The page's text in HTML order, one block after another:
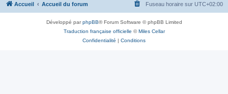
Accueil Accueil du forum Fuseau horaire sur UTC+02:00
Développé parphpBB® Forum Software © phpBB Limited
Traduction française officielle ©Miles Cellar
Confidentialité | Conditions